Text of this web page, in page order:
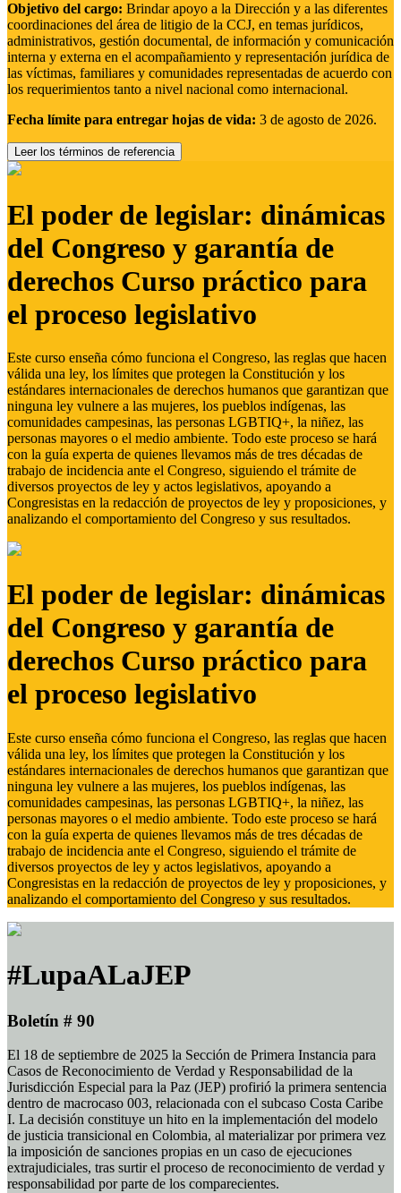
Objetivo del cargo: Brindar apoyo a la Dirección y a las diferentes
coordinaciones del área de litigio de la CCJ, en temas jurídicos,
administrativos, gestión documental, de información y comunicación
interna y externa en el acompañamiento y representación jurídica de
las víctimas, familiares y comunidades representadas de acuerdo con
los requerimientos tanto a nivel nacional como internacional.
Fecha límite para entregar hojas de vida: 3 de agosto de 2026.
Leer los términos de referencia
El poder de legislar: dinámicas
del Congreso y garantía de
derechos Curso práctico para
el proceso legislativo
Este curso enseña cómo funciona el Congreso, las reglas que hacen
válida una ley, los límites que protegen la Constitución y los
estándares internacionales de derechos humanos que garantizan que
ninguna ley vulnere a las mujeres, los pueblos indígenas, las
comunidades campesinas, las personas LGBTIQ+, la niñez, las
personas mayores o el medio ambiente. Todo este proceso se hará
con la guía experta de quienes llevamos más de tres décadas de
trabajo de incidencia ante el Congreso, siguiendo el trámite de
diversos proyectos de ley y actos legislativos, apoyando a
Congresistas en la redacción de proyectos de ley y proposiciones, y
analizando el comportamiento del Congreso y sus resultados.
El poder de legislar: dinámicas
del Congreso y garantía de
derechos Curso práctico para
el proceso legislativo
Este curso enseña cómo funciona el Congreso, las reglas que hacen
válida una ley, los límites que protegen la Constitución y los
estándares internacionales de derechos humanos que garantizan que
ninguna ley vulnere a las mujeres, los pueblos indígenas, las
comunidades campesinas, las personas LGBTIQ+, la niñez, las
personas mayores o el medio ambiente. Todo este proceso se hará
con la guía experta de quienes llevamos más de tres décadas de
trabajo de incidencia ante el Congreso, siguiendo el trámite de
diversos proyectos de ley y actos legislativos, apoyando a
Congresistas en la redacción de proyectos de ley y proposiciones, y
analizando el comportamiento del Congreso y sus resultados.
#LupaALaJEP
Boletín # 90
El 18 de septiembre de 2025 la Sección de Primera Instancia para
Casos de Reconocimiento de Verdad y Responsabilidad de la
Jurisdicción Especial para la Paz (JEP) profirió la primera sentencia
dentro de macrocaso 003, relacionada con el subcaso Costa Caribe
I. La decisión constituye un hito en la implementación del modelo
de justicia transicional en Colombia, al materializar por primera vez
la imposición de sanciones propias en un caso de ejecuciones
extrajudiciales, tras surtir el proceso de reconocimiento de verdad y
responsabilidad por parte de los comparecientes.